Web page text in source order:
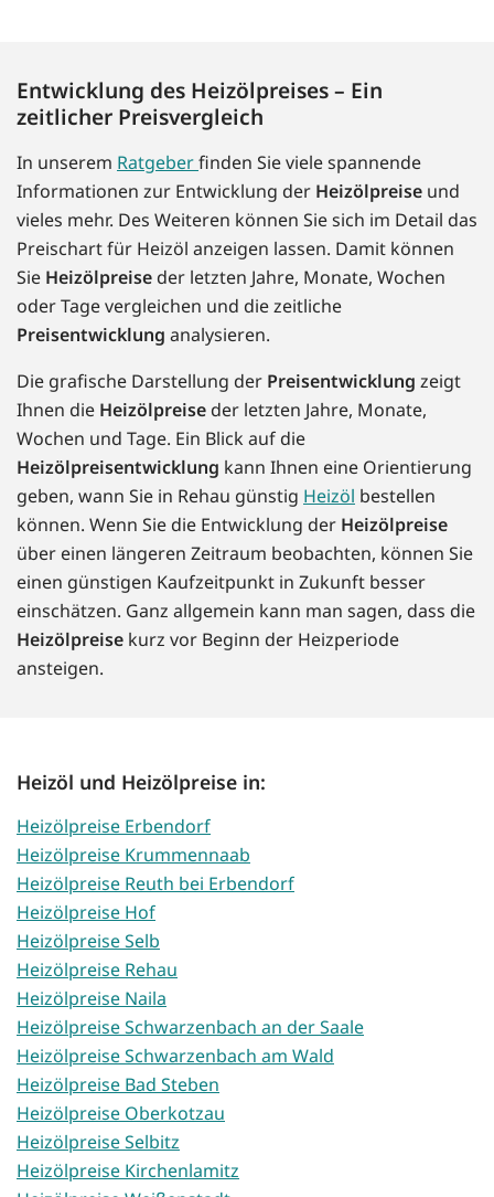
Entwicklung des Heizölpreises – Ein
zeitlicher Preisvergleich
In unserem Ratgeberfinden Sie viele spannende
Informationen zur Entwicklung der Heizölpreise und
vieles mehr. Des Weiteren können Sie sich im Detail das
Preischart für Heizöl anzeigen lassen. Damit können
Sie Heizölpreise der letzten Jahre, Monate, Wochen
oder Tage vergleichen und die zeitliche
Preisentwicklung analysieren.
Die grafische Darstellung der Preisentwicklung zeigt
Ihnen die Heizölpreise der letzten Jahre, Monate,
Wochen und Tage. Ein Blick auf die
Heizölpreisentwicklung kann Ihnen eine Orientierung
geben, wann Sie in Rehau günstig Heizöl bestellen
können. Wenn Sie die Entwicklung der Heizölpreise
über einen längeren Zeitraum beobachten, können Sie
einen günstigen Kaufzeitpunkt in Zukunft besser
einschätzen. Ganz allgemein kann man sagen, dass die
Heizölpreise kurz vor Beginn der Heizperiode
ansteigen.
Heizöl und Heizölpreise in:
Heizölpreise Erbendorf
Heizölpreise Krummennaab
Heizölpreise Reuth bei Erbendorf
Heizölpreise Hof
Heizölpreise Selb
Heizölpreise Rehau
Heizölpreise Naila
Heizölpreise Schwarzenbach an der Saale
Heizölpreise Schwarzenbach am Wald
Heizölpreise Bad Steben
Heizölpreise Oberkotzau
Heizölpreise Selbitz
Heizölpreise Kirchenlamitz